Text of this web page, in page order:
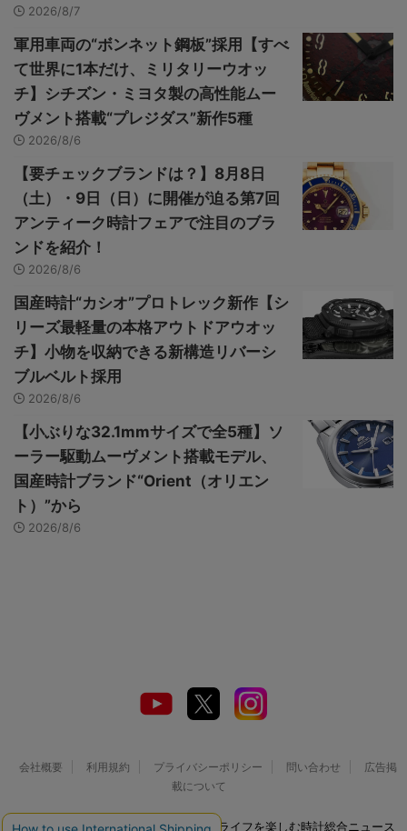
2026/8/7
軍用車両の“ボンネット鋼板”採用【すべ
て世界に1本だけ、ミリタリーウオッ
チ】シチズン・ミヨタ製の高性能ムー
ヴメント搭載“プレジダス”新作5種
2026/8/6
【要チェックブランドは？】8月8日
（土）・9日（日）に開催が迫る第7回
アンティーク時計フェアで注目のブラ
ンドを紹介！
2026/8/6
国産時計“カシオ”プロトレック新作【シ
リーズ最軽量の本格アウトドアウオッ
チ】小物を収納できる新構造リバーシ
ブルベルト採用
2026/8/6
【小ぶりな32.1mmサイズで全5種】ソ
ーラー駆動ムーヴメント搭載モデル、
国産時計ブランド“Orient（オリエン
ト）”から
2026/8/6
会社概要 利用規約 プライバシーポリシー 問い合わせ
広告掲
載について
© 2026 Watch LIFE NEWS｜ウオッチライフを楽しむ時計総合ニュース